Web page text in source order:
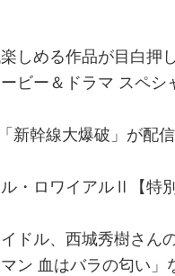
しめる作品が目白押
ービー＆ドラマ スペ
新幹線大爆破」が配
・ロワイアルⅡ【特
ドル、西城秀樹さん
マン 血はバラの匂い